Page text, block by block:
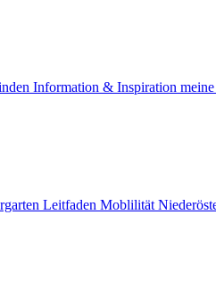
Information & Inspiration
Leitfaden Moblilität